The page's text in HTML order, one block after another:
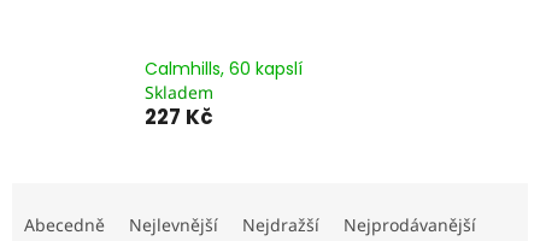
Calmhills, 60 kapslí
Skladem
227 Kč
aAbecedně Nejlevnější Nejdražší Nejprodávanější